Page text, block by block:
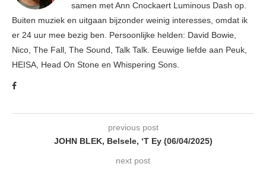
samen met Ann Cnockaert Luminous Dash op.
Buiten muziek en uitgaan bijzonder weinig interesses, omdat ik
er 24 uur mee bezig ben. Persoonlijke helden: David Bowie,
Nico, The Fall, The Sound, Talk Talk. Eeuwige liefde aan Peuk,
HEISA, Head On Stone en Whispering Sons.
previous post
JOHN BLEK, Belsele, ‘T Ey (06/04/2025)
next post